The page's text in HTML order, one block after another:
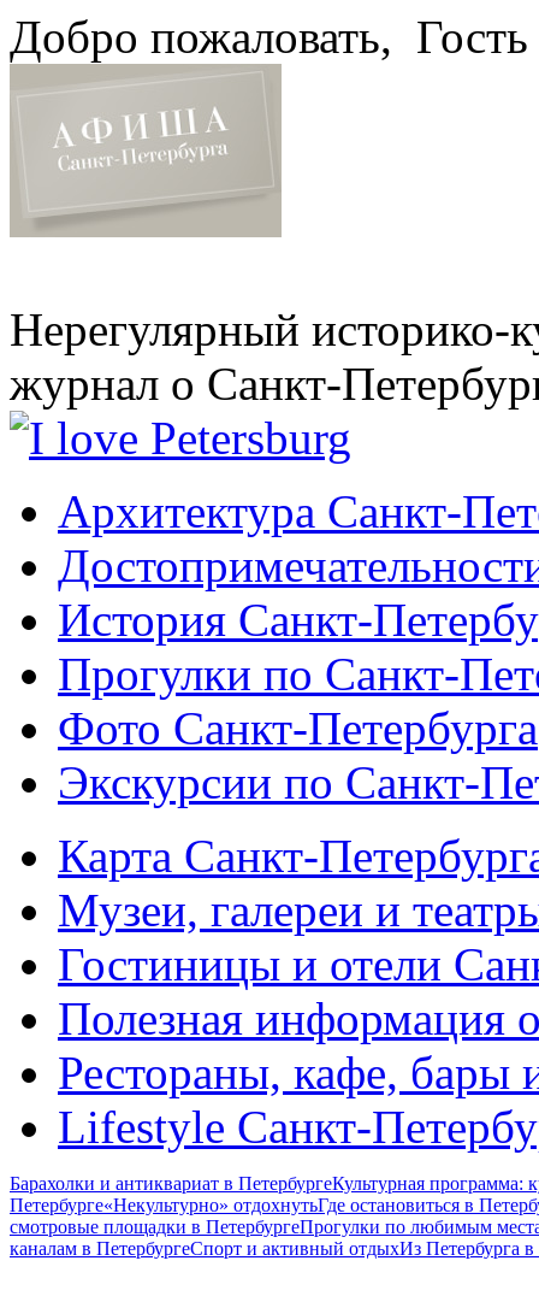
Добро пожаловать, Гость
Нерегулярный историко-
журнал о Санкт-
Архитектура Санкт-
История Санкт-
Прогулки по Санкт-
Фото Санкт-Петербурга
Экскурсии по Санкт-
Карта Санкт-
Музеи, галереи и
Гостиницы и отели
Полезная информация
Рестораны, кафе, бары
Lifestyle Санкт-
Барахолки и антиквариат в ПетербургеКультурная программа:
Петербурге«Некультурно» отдохнутьГде остановиться в
смотровые площадки в ПетербургеПрогулки по любимым
каналам в ПетербургеСпорт и активный отдыхИз Петербурга